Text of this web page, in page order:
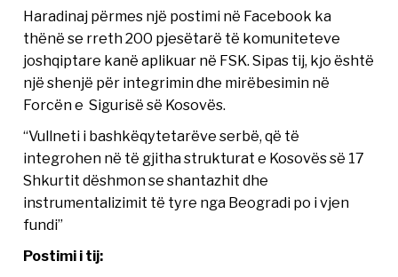
Haradinaj përmes një postimi në Facebook ka
thënë se rreth 200 pjesëtarë të komuniteteve
joshqiptare kanë aplikuar në FSK. Sipas tij, kjo është
një shenjë për integrimin dhe mirëbesimin në
Forcën e Sigurisë së Kosovës.
“Vullneti i bashkëqytetarëve serbë, që të
integrohen në të gjitha strukturat e Kosovës së 17
Shkurtit dëshmon se shantazhit dhe
instrumentalizimit të tyre nga Beogradi po i vjen
fundi”
Postimi i tij: